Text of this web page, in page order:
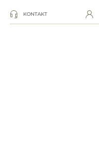
KONTAKT